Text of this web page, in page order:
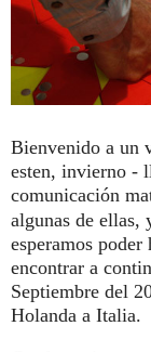
Bienvenido a un
esten, invierno -
comunicación
algunas de ellas,
esperamos
encontrar a
Septiembre del
Holanda a Italia.